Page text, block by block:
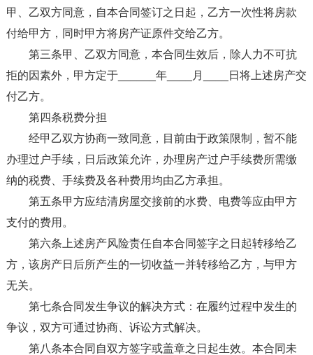
甲、乙双方同意，自本合同签订之日起，乙方一次性将房款
付给甲方，同时甲方将房产证原件交给乙方。
第三条甲、乙双方同意，本合同生效后，除人力不可抗
拒的因素外，甲方定于______年____月____日将上述房产交
付乙方。
第四条税费分担
经甲乙双方协商一致同意，目前由于政策限制，暂不能
办理过户手续，日后政策允许，办理房产过户手续费所需缴
纳的税费、手续费及各种费用均由乙方承担。
第五条甲方应结清房屋交接前的水费、电费等应由甲方
支付的费用。
第六条上述房产风险责任自本合同签字之日起转移给乙
方，该房产日后所产生的一切收益一并转移给乙方，与甲方
无关。
第七条合同发生争议的解决方式：在履约过程中发生的
争议，双方可通过协商、诉讼方式解决。
第八条本合同自双方签字或盖章之日起生效。本合同未